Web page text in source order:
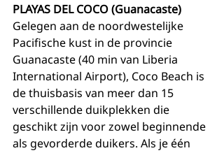
PLAYAS DEL COCO (Guanacaste)
Gelegen aan de noordwestelijke
Pacifische kust in de provincie
Guanacaste (40 min van Liberia
International Airport), Coco Beach is
de thuisbasis van meer dan 15
verschillende duikplekken die
geschikt zijn voor zowel beginnende
als gevorderde duikers. Als je één